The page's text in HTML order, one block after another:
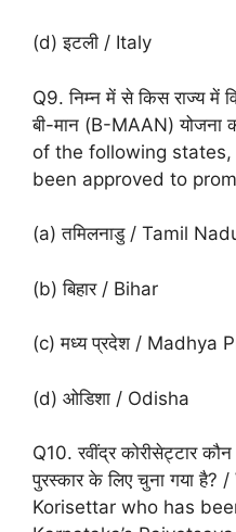
(d) इटली / Italy
Q9. निम्न में से किस राज्य में
बी-मान (B-MAAN) योजना
of the following
been approved to
(a) तमिलनाडु / Tamil
(b) बिहार / Bihar
(c) मध्य प्रदेश / Madhya
(d) ओडिशा / Odisha
Q10. रवींद्र कोरीसेट्टार
पुरस्कार के लिए चुना गया
Korisettar who has